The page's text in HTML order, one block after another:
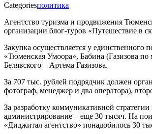
Categoriesполитика
Агентство туризма и продвижения
организации блог-туров «Путешествие в
Закупка осуществляется у
«Тюменская Умоора», Бабина (Газизова
Белявского – Артема Газизова.
За 707 тыс. рублей подрядчик должен
фотограф, менеджер и два оператора),
За разработку коммуникативной
администрирование – еще 30 тысяч. На
«Диджитал агентство» понадобилось 30